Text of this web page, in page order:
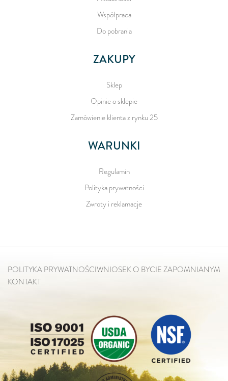
Współpraca
Do pobrania
ZAKUPY
Sklep
Opinie o sklepie
Zamówienie klienta z rynku 25
WARUNKI
Regulamin
Polityka prywatności
Zwroty i reklamacje
POLITYKA PRYWATNOŚCIWNIOSEK O BYCIE ZAPOMNIANYM
KONTAKT